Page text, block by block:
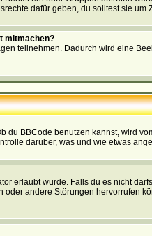
dafür geben, du solltest sie
mitmachen?
teilnehmen. Dadurch wird eine
du BBCode benutzen kannst, wird
darüber, was und wie etwas
erlaubt wurde. Falls du es nicht
oder andere Störungen hervorrufen